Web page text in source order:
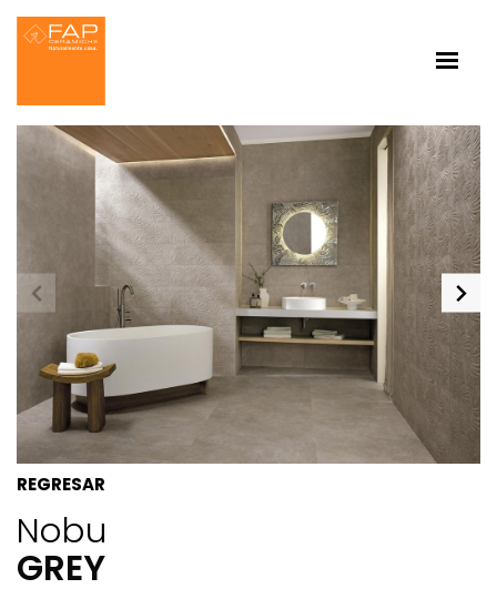
REGRESAR
Nobu
GREY